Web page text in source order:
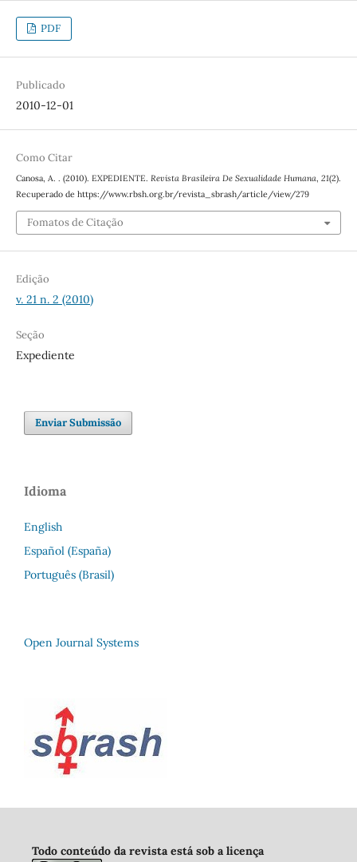
PDF
Publicado
2010-12-01
Como Citar
Canosa, A. . (2010). EXPEDIENTE. Revista Brasileira De Sexualidade Humana,21(2).
Recuperado de https://www.rbsh.org.br/revista_sbrash/article/view/279
Fomatos de Citação
Edição
v. 21 n. 2 (2010)
Seção
Expediente
Enviar Submissão
Idioma
English
Español (España)
Português (Brasil)
Open Journal Systems
Todo conteúdo da revista está sob a licença